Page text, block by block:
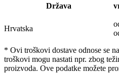
Država
Hrvatska
* Ovi troškovi dostave odnose se
troškovi mogu nastati npr. zbog
proizvoda. Ove podatke možete